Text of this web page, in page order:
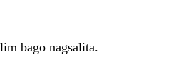
bago nagsalita.